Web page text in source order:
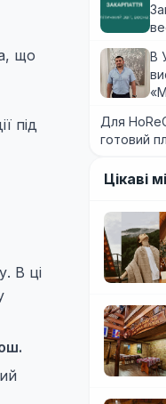
що
під
В ці
В
Для
готовий
Цікаві